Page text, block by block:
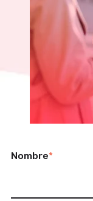
Nombre*